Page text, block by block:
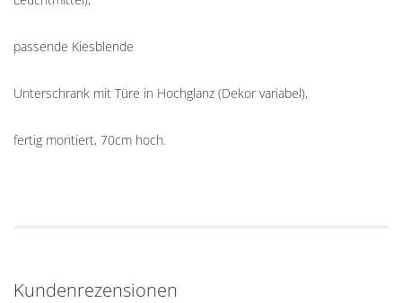
passende Kiesblende
Unterschrank mit Türe in Hochglanz (Dekor variabel),
fertig montiert, 70cm hoch.
Kundenrezensionen